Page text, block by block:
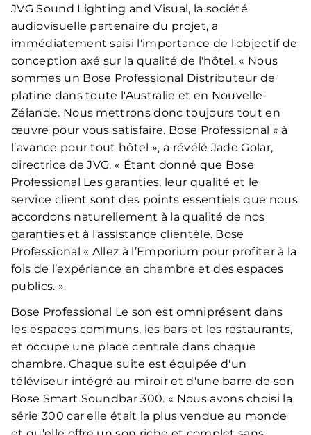
JVG Sound Lighting and Visual, la société
audiovisuelle partenaire du projet, a
immédiatement saisi l'importance de l'objectif de
conception axé sur la qualité de l'hôtel. « Nous
sommes un Bose Professional Distributeur de
platine dans toute l'Australie et en Nouvelle-
Zélande. Nous mettrons donc toujours tout en
œuvre pour vous satisfaire. Bose Professional « à
l’avance pour tout hôtel », a révélé Jade Golar,
directrice de JVG. « Étant donné que Bose
Professional Les garanties, leur qualité et le
service client sont des points essentiels que nous
accordons naturellement à la qualité de nos
garanties et à l'assistance clientèle. Bose
Professional « Allez à l’Emporium pour profiter à la
fois de l’expérience en chambre et des espaces
publics. »
Bose Professional Le son est omniprésent dans
les espaces communs, les bars et les restaurants,
et occupe une place centrale dans chaque
chambre. Chaque suite est équipée d'un
téléviseur intégré au miroir et d'une barre de son
Bose Smart Soundbar 300. « Nous avons choisi la
série 300 car elle était la plus vendue au monde